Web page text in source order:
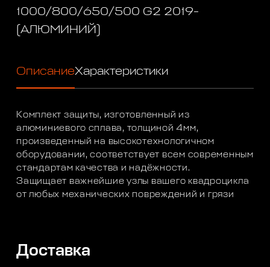
1000/800/650/500 G2 2019-
(АЛЮМИНИЙ)
ОписаниеХарактеристики
Комплект защиты, изготовленный из
алюминиевого сплава, толщиной 4мм,
произведенный на высокотехнологичном
оборудовании, соответствует всем современным
стандартам качества и надёжности.
Защищает важнейшие узлы вашего квадроцикла
от любых механических повреждений и грязи
Доставка